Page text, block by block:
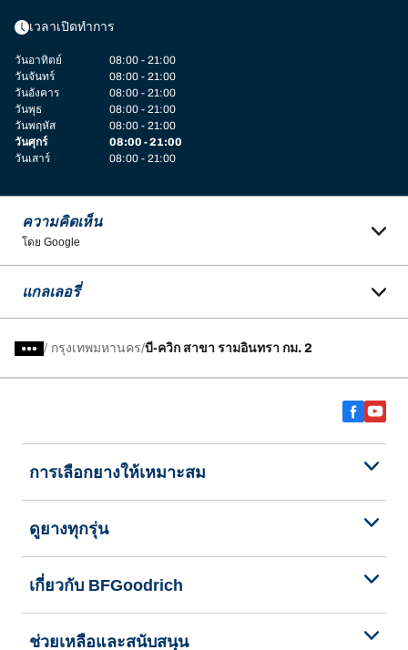
เวลาเปิดทำการ
วันอาทิตย์
08:00 - 21:00
วันจันทร์
08:00 - 21:00
วันอังคาร
08:00 - 21:00
วันพุธ
08:00 - 21:00
วันพฤหัส
08:00 - 21:00
วันศุกร์
08:00 - 21:00
วันเสาร์
08:00 - 21:00
ความคิดเห็น
โดย Google
แกลเลอรี่
/ กรุงเทพมหานคร บี-ควิก สาขา รามอินทรา กม. 2
การเลือกยางให้เหมาะสม
ดูยางทุกรุ่น
เกี่ยวกับ BFGoodrich
ช่วยเหลือและสนับสนุน